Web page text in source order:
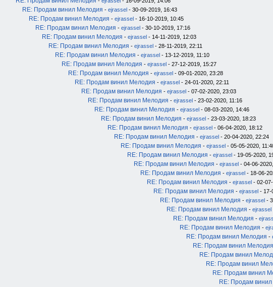
RE: Продам винил Мелодия - ejrassel - 30-09-2019, 16:43
RE: Продам винил Мелодия - ejrassel - 16-10-2019, 10:45
RE: Продам винил Мелодия - ejrassel - 30-10-2019, 17:16
RE: Продам винил Мелодия - ejrassel - 14-11-2019, 12:03
RE: Продам винил Мелодия - ejrassel - 28-11-2019, 22:11
RE: Продам винил Мелодия - ejrassel - 13-12-2019, 11:10
RE: Продам винил Мелодия - ejrassel - 27-12-2019, 15:27
RE: Продам винил Мелодия - ejrassel - 09-01-2020, 23:28
RE: Продам винил Мелодия - ejrassel - 24-01-2020, 22:11
RE: Продам винил Мелодия - ejrassel - 07-02-2020, 23:03
RE: Продам винил Мелодия - ejrassel - 23-02-2020, 11:16
RE: Продам винил Мелодия - ejrassel - 08-03-2020, 14:46
RE: Продам винил Мелодия - ejrassel - 23-03-2020, 18:23
RE: Продам винил Мелодия - ejrassel - 06-04-2020, 18:12
RE: Продам винил Мелодия - ejrassel - 20-04-2020, 22:24
RE: Продам винил Мелодия - ejrassel - 05-05-2020,
RE: Продам винил Мелодия - ejrassel - 19-05-2020,
RE: Продам винил Мелодия - ejrassel - 04-06-
RE: Продам винил Мелодия - ejrassel - 18-06-
RE: Продам винил Мелодия - ejrassel - 02-
RE: Продам винил Мелодия - ejrassel - 17-
RE: Продам винил Мелодия - ejrassel -
RE: Продам винил Мелодия - ejrassel
RE: Продам винил Мелодия -
RE: Продам винил Мелодия -
RE: Продам винил Мелодия -
RE: Продам винил Мелодия
RE: Продам винил
RE: Продам винил
RE: Продам винил
RE: Продам